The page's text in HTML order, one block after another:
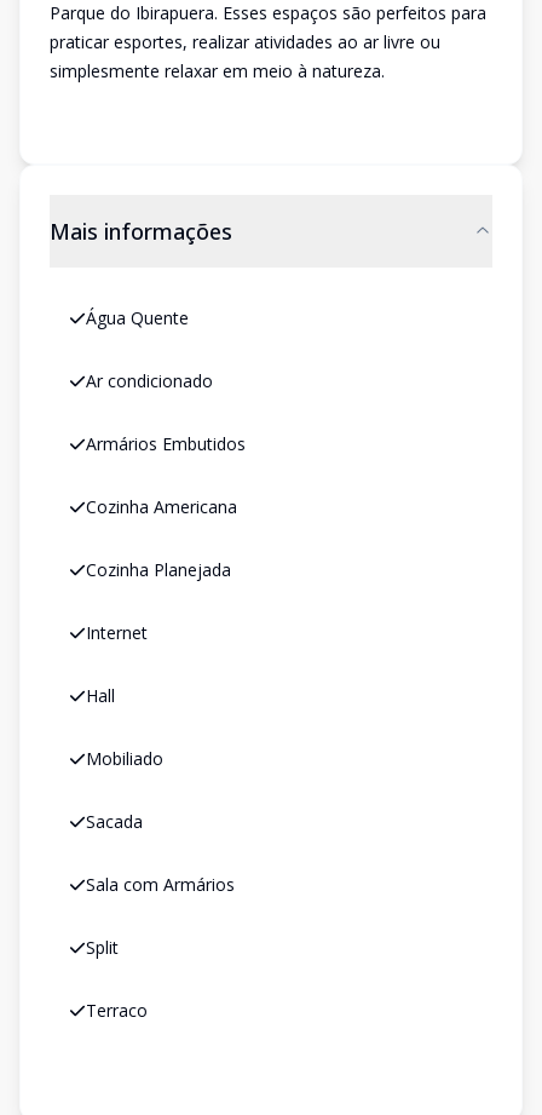
Parque do Ibirapuera. Esses espaços são perfeitos para
praticar esportes, realizar atividades ao ar livre ou
simplesmente relaxar em meio à natureza.
Mais informações
Água Quente
Ar condicionado
Armários Embutidos
Cozinha Americana
Cozinha Planejada
Internet
Hall
Mobiliado
Sacada
Sala com Armários
Split
Terraco